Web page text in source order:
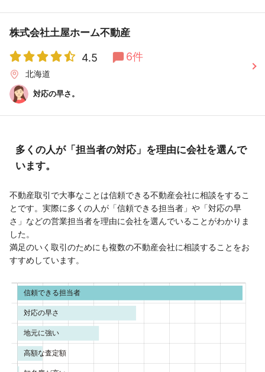
株式会社土屋ホーム不動産
4.5 6件
北海道
対応の早さ。
多くの人が「担当者の対応」を理由に会社を選んで
います。
不動産取引で大事なことは信頼できる不動産会社に相談をするこ
とです。実際に多くの人が「信頼できる担当者」や「対応の早
さ」などの営業担当者を理由に会社を選んでいることがわかりま
した。
満足のいく取引のためにも複数の不動産会社に相談することをお
すすめしています。